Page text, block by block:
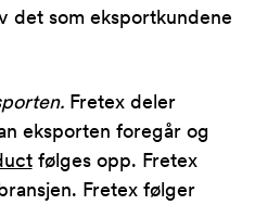
det som eksportkundene
Fretex deler
eksporten foregår og
følges opp. Fretex
Fretex følger